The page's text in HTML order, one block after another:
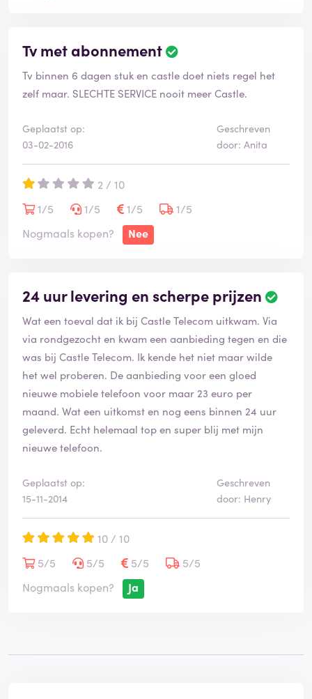
Tv met abonnement
B
o
o
i
i
r
f
i
e
e
r
d
Tv binnen 6 dagen stuk en castle doet niets regel het
zelf maar. SLECHTE SERVICE nooit meer Castle.
Geplaatst op:
03-02-2016
Geschreven
door: Anita
2 / 10
1/5
1/5 1/5
1/5
Nogmaals kopen?
Nee
24 uur levering en scherpe prijzen
B
o
Wat een toeval dat ik bij Castle Telecom uitkwam. Via
via rondgezocht en kwam een aanbieding tegen en die
was bij Castle Telecom. Ik kende het niet maar wilde
het wel proberen. De aanbieding voor een gloed
nieuwe mobiele telefoon voor maar 23 euro per
maand. Wat een uitkomst en nog eens binnen 24 uur
geleverd. Echt helemaal top en super blij met mijn
nieuwe telefoon.
Geplaatst op:
15-11-2014
Geschreven
door: Henry
10 / 10
5/5
5/5 5/5
5/5
Nogmaals kopen?
Ja